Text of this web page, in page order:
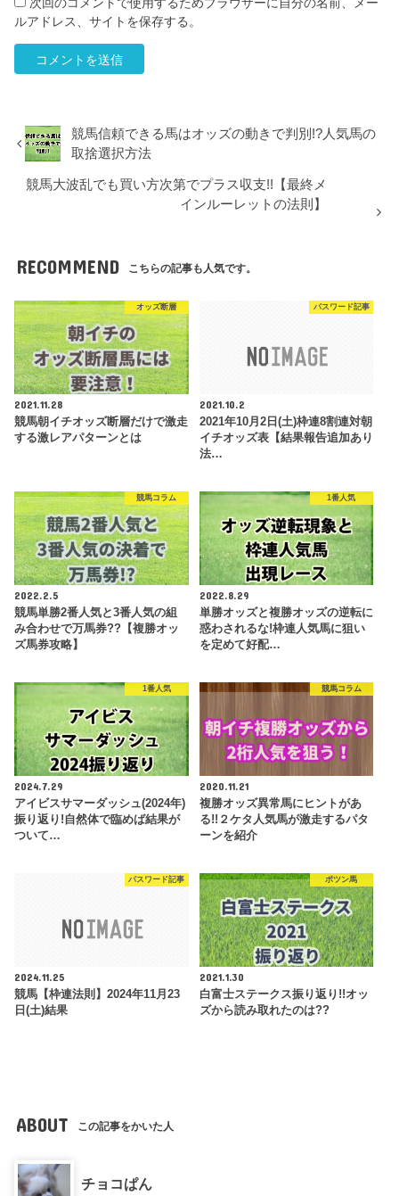
次回のコメントで使用するためブラウザーに自分の名前、メー
ルアドレス、サイトを保存する。
競馬信頼できる馬はオッズの動きで判別!?人気馬の
取捨選択方法
競馬大波乱でも買い方次第でプラス収支!!【最終メ
インルーレットの法則】
RECOMMEND こちらの記事も人気です。
オッズ断層
2021.11.28
競馬朝イチオッズ断層だけで激走
する激レアパターンとは
パスワード記事
2021.10.2
2021年10月2日(土)枠連8割連対朝
イチオッズ表【結果報告追加あり
法…
競馬コラム
2022.2.5
競馬単勝2番人気と3番人気の組
み合わせで万馬券??【複勝オッ
ズ馬券攻略】
1番人気
2022.8.29
単勝オッズと複勝オッズの逆転に
惑わされるな!枠連人気馬に狙い
を定めて好配…
1番人気
2024.7.29
アイビスサマーダッシュ(2024年)
振り返り!自然体で臨めば結果が
ついて…
競馬コラム
2020.11.21
複勝オッズ異常馬にヒントがあ
る!!２ケタ人気馬が激走するパタ
ーンを紹介
パスワード記事
2024.11.25
競馬【枠連法則】2024年11月23
日(土)結果
ポツン馬
2021.1.30
白富士ステークス振り返り!!オッ
ズから読み取れたのは??
ABOUT この記事をかいた人
チョコぱん